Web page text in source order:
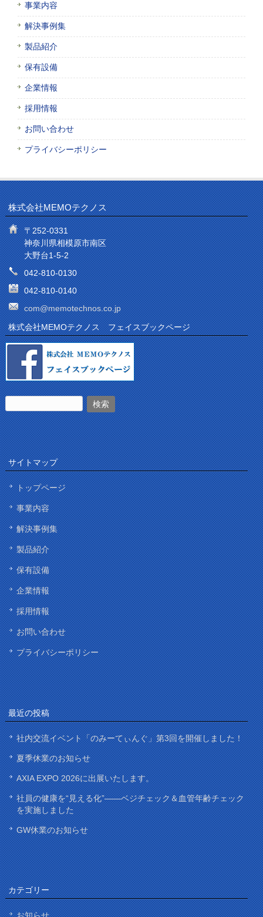
事業内容
解決事例集
製品紹介
保有設備
企業情報
採用情報
お問い合わせ
プライバシーポリシー
株式会社MEMOテクノス
〒252-0331
神奈川県相模原市南区
大野台1-5-2
042-810-0130
042-810-0140
com@memotechnos.co.jp
株式会社MEMOテクノス フェイスブックページ
サイトマップ
トップページ
事業内容
解決事例集
製品紹介
保有設備
企業情報
採用情報
お問い合わせ
プライバシーポリシー
最近の投稿
社内交流イベント「のみーてぃんぐ」第3回を開催しました！
夏季休業のお知らせ
AXIA EXPO 2026に出展いたします。
社員の健康を“見える化”——ベジチェック＆血管年齢チェック
を実施しました
GW休業のお知らせ
カテゴリー